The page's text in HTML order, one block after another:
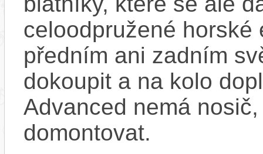
celoodpružené
předním ani zadním
dokoupit a na kolo
Advanced nemá
domontovat.